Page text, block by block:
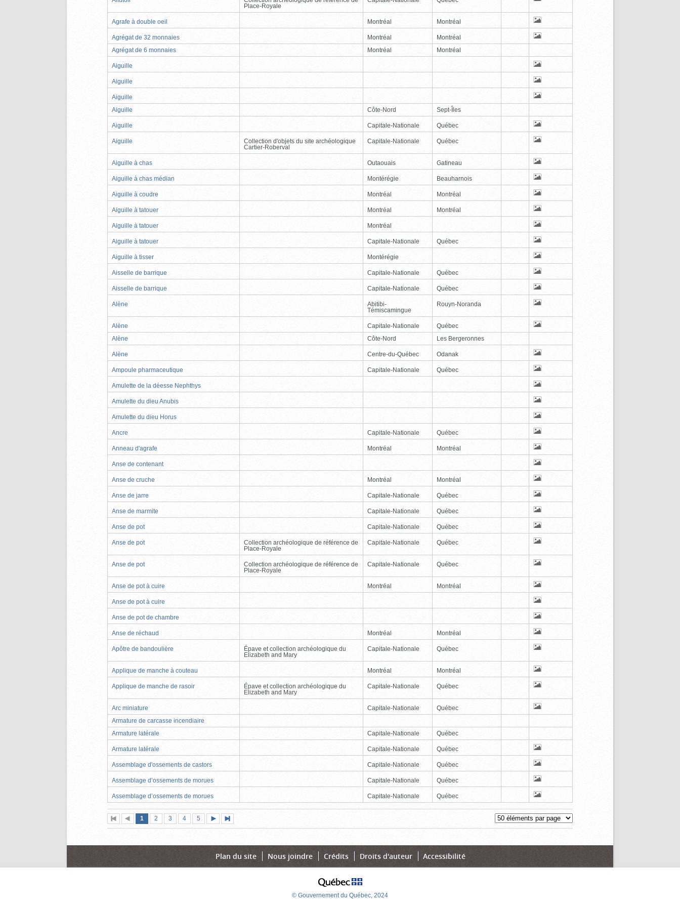
Place-Royale
Agrafe à double oeil Montréal Montréal
Agrégat de 32 monnaies Montréal
Montréal
Agrégat de 6 monnaies
Montréal Montréal
Aiguille
Aiguille
Aiguille
Aiguille
Côte-Nord Sept-Îles
Aiguille Capitale-Nationale Québec
Aiguille
Collection d'objets du site archéologique
Cartier-Roberval
Capitale-Nationale Québec
Aiguille à chas Outaouais Gatineau
Aiguille à chas médian Montérégie Beauharnois
Aiguille à coudre Montréal Montréal
Aiguille à tatouer Montréal Montréal
Aiguille à tatouer Montréal
Aiguille à tatouer Capitale-Nationale Québec
Aiguille à tisser Montérégie
Aisselle de barrique Capitale-Nationale Québec
Aisselle de barrique Capitale-Nationale Québec
Alène
Abitibi-
Témiscamingue
Rouyn-Noranda
Alène Capitale-Nationale
Québec
Alène
Côte-Nord Les Bergeronnes
Alène Centre-du-Québec Odanak
Ampoule pharmaceutique Capitale-Nationale Québec
Amulette de la déesse Nephthys
Amulette du dieu Anubis
Amulette du dieu Horus
Ancre Capitale-Nationale Québec
Anneau d'agrafe Montréal Montréal
Anse de contenant
Anse de cruche Montréal Montréal
Anse de jarre Capitale-Nationale Québec
Anse de marmite Capitale-Nationale Québec
Anse de pot Capitale-Nationale Québec
Anse de pot
Collection archéologique de référence de
Place-Royale
Capitale-Nationale Québec
Anse de pot
Collection archéologique de référence de
Place-Royale
Capitale-Nationale Québec
Anse de pot à cuire Montréal Montréal
Anse de pot à cuire
Anse de pot de chambre
Anse de réchaud Montréal Montréal
Apôtre de bandoulière
Épave et collection archéologique du
Elizabeth and Mary
Capitale-Nationale Québec
Applique de manche à couteau Montréal Montréal
Applique de manche de rasoir
Épave et collection archéologique du
Elizabeth and Mary
Capitale-Nationale Québec
Arc miniature Capitale-Nationale
Québec
Armature de carcasse incendiaire
Armature latérale
Capitale-Nationale Québec
Armature latérale Capitale-Nationale Québec
Assemblage d'ossements de castors Capitale-Nationale Québec
Assemblage d’ossements de morues Capitale-Nationale Québec
Assemblage d’ossements de morues Capitale-Nationale Québec
Première
page
Page
précédente
Page
1 (page
actuelle)
Page
2 Page
3 Page
4 Page
5
suivante
page
Plan du site Nous joindre Crédits Droits d'auteur Accessibilité
© Gouvernement du Québec, 2024